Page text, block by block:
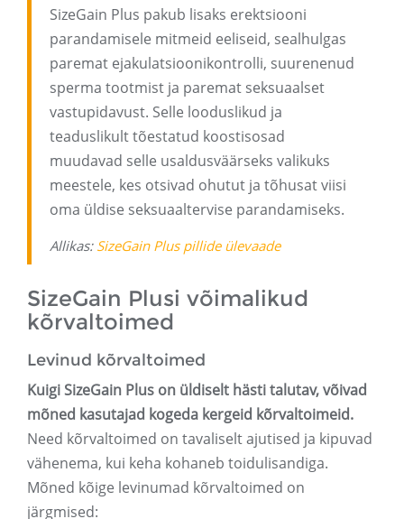
SizeGain Plus pakub lisaks erektsiooni
parandamisele mitmeid eeliseid, sealhulgas
paremat ejakulatsioonikontrolli, suurenenud
sperma tootmist ja paremat seksuaalset
vastupidavust. Selle looduslikud ja
teaduslikult tõestatud koostisosad
muudavad selle usaldusväärseks valikuks
meestele, kes otsivad ohutut ja tõhusat viisi
oma üldise seksuaaltervise parandamiseks.
Allikas: SizeGain Plus pillide ülevaade
SizeGain Plusi võimalikud
kõrvaltoimed
Levinud kõrvaltoimed
Kuigi SizeGain Plus on üldiselt hästi talutav, võivad
mõned kasutajad kogeda kergeid kõrvaltoimeid.
Need kõrvaltoimed on tavaliselt ajutised ja kipuvad
vähenema, kui keha kohaneb toidulisandiga.
Mõned kõige levinumad kõrvaltoimed on
järgmised: